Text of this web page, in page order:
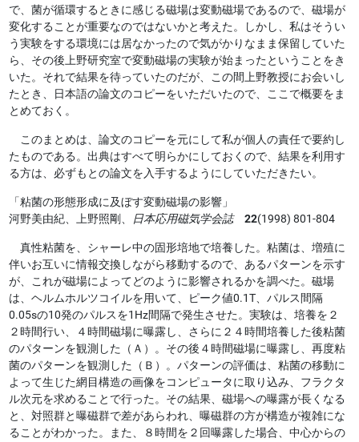
で、菌が循環するときに感じる磁場は変動磁場であるので、磁場が
変化することが重要なのではないかと考えた。しかし、私はそうい
う実験をする環境には居なかったので気がかりなまま保留していた
ら、その後上野研究室で変動磁場の実験が始まったということをき
いた。それで結果を待っていたのだが、この間上野教授にお会いし
たとき、日本語の論文のコピーをいただいたので、ここで概要をま
とめておく。
このまとめは、論文のコピーを元にして私が個人の責任で要約し
たものである。出典はすべて明らかにしておくので、結果を利用す
る方は、必ずもとの論文を入手するようにしていただきたい。
「粘菌の形態形成に及ぼす変動磁場の影響」
河野美由紀、上野照剛、
日本応用磁気学会誌 22(1998) 801-804
真性粘菌を、シャーレ中の固形培地で培養した。粘菌は、増殖に
伴いお互いに情報交換しながら移動するので、あるパターンを示す
が、これが磁場によってどのように影響されるかを調べた。磁場
は、ヘルムホルツコイルを用いて、ピーク値0.1T、パルス間隔
0.05sの10発のパルスを1Hz間隔で発生させた。実験は、培養を２
２時間行い、４時間磁場に曝露し、さらに２４時間培養した後粘菌
のパターンを観測した（Ａ）。その後４時間磁場に曝露し、再度粘
菌のパターンを観測した（Ｂ）。パターンの評価は、粘菌の移動に
よって生じた網目構造の画像をコンピュータに取り込み、フラクタ
ル次元を求めることで行った。その結果、磁場への曝露が長くなる
と、対照群と曝磁群で差があらわれ、曝磁群の方が構造が複雑にな
ることがわかった。また、８時間を２回曝露した場合、中心からの